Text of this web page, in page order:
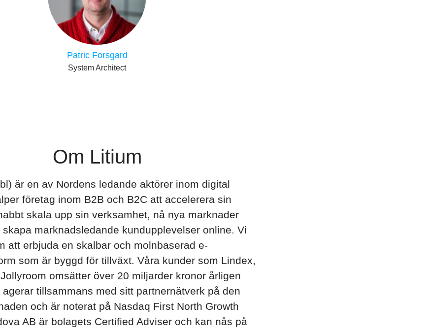
Patric Forsgard
System Architect
Om Litium
är en av Nordens ledande aktörer inom digital
företag inom B2B och B2C att accelerera sin
skala upp sin verksamhet, nå nya marknader
marknadsledande kundupplevelser online. Vi
att erbjuda en skalbar och molnbaserad e-
som är byggd för tillväxt. Våra kunder som Lindex,
omsätter över 20 miljarder kronor årligen
tillsammans med sitt partnernätverk på den
och är noterat på Nasdaq First North Growth
AB är bolagets Certified Adviser och kan nås på